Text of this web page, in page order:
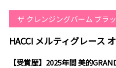
ザ クレンジングバーム ブラ
HACCI メルティグレース
【受賞歴】2025年間 美的